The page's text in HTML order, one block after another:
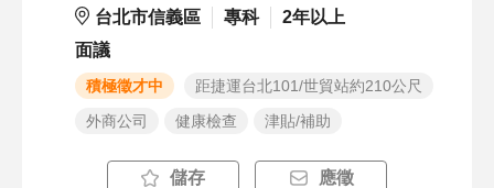
台北市信義區
專科
2年以上
面議
積極徵才中
距捷運台北101/世貿站約210公尺
外商公司
健康檢查 津貼/補助
儲存 應徵